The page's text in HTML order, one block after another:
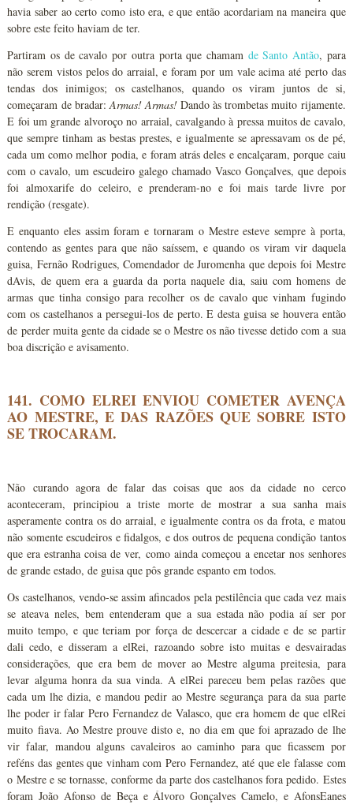
havia saber ao certo como isto era, e que então acordariam na maneira que
sobre este feito haviam de ter.
Partiram os de cavalo por outra porta que chamam de Santo Antão, para
não serem vistos pelos do arraial, e foram por um vale acima até perto das
tendas dos inimigos; os castelhanos, quando os viram juntos de si,
começaram de bradar:Armas! Armas!Dando às trombetas muito rijamente.
E foi um grande alvoroço no arraial, cavalgando à pressa muitos de cavalo,
que sempre tinham as bestas prestes, e igualmente se apressavam os de pé,
cada um como melhor podia, e foram atrás deles e encalçaram, porque caiu
com o cavalo, um escudeiro galego chamado Vasco Gonçalves, que depois
foi almoxarife do celeiro, e prenderam-no e foi mais tarde livre por
rendição (resgate).
E enquanto eles assim foram e tornaram o Mestre esteve sempre à porta,
contendo as gentes para que não saíssem, e quando os viram vir daquela
guisa, Fernão Rodrigues, Comendador de Juromenha que depois foi Mestre
dAvis, de quem era a guarda da porta naquele dia, saiu com homens de
armas que tinha consigo para recolher os de cavalo que vinham fugindo
com os castelhanos a persegui-los de perto. E desta guisa se houvera então
de perder muita gente da cidade se o Mestre os não tivesse detido com a sua
boa discrição e avisamento.
141. COMO ELREI ENVIOU COMETER AVENÇA
AO MESTRE, E DAS RAZÕES QUE SOBRE ISTO
SE TROCARAM.
Não curando agora de falar das coisas que aos da cidade no cerco
aconteceram, principiou a triste morte de mostrar a sua sanha mais
asperamente contra os do arraial, e igualmente contra os da frota, e matou
não somente escudeiros e fidalgos, e dos outros de pequena condição tantos
que era estranha coisa de ver, como ainda começou a encetar nos senhores
de grande estado, de guisa que pôs grande espanto em todos.
Os castelhanos, vendo-se assim afincados pela pestilência que cada vez mais
se ateava neles, bem entenderam que a sua estada não podia aí ser por
muito tempo, e que teriam por força de descercar a cidade e de se partir
dali cedo, e disseram a elRei, razoando sobre isto muitas e desvairadas
considerações, que era bem de mover ao Mestre alguma preitesia, para
levar alguma honra da sua vinda. A elRei pareceu bem pelas razões que
cada um lhe dizia, e mandou pedir ao Mestre segurança para da sua parte
lhe poder ir falar Pero Fernandez de Valasco, que era homem de que elRei
muito fiava. Ao Mestre prouve disto e, no dia em que foi aprazado de lhe
vir falar, mandou alguns cavaleiros ao caminho para que ficassem por
reféns das gentes que vinham com Pero Fernandez, até que ele falasse com
o Mestre e se tornasse, conforme da parte dos castelhanos fora pedido. Estes
foram João Afonso de Beça e Álvoro Gonçalves Camelo, e AfonsEanes